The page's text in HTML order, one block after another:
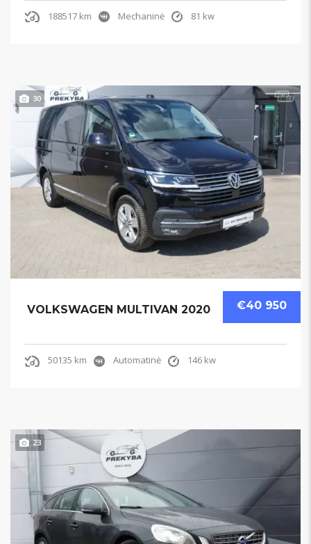
188517 km Mechaninė 81 kw
30
€40 950
VOLKSWAGEN MULTIVAN 2020
50135 km Automatinė 146 kw
23